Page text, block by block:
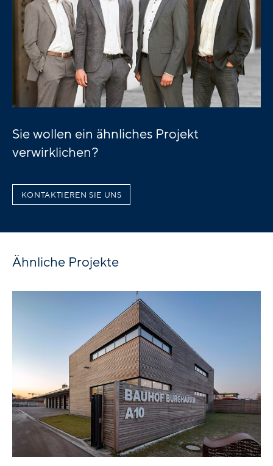
Sie wollen ein ähnliches Projekt
verwirklichen?
KONTAKTIEREN SIE UNS
Ähnliche Projekte